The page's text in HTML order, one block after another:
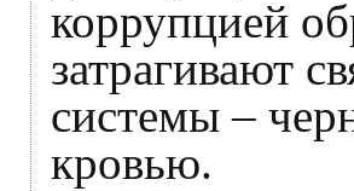
коррупцией
затрагивают
системы –
кровью.